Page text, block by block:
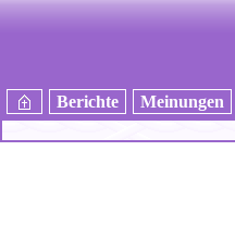
Berichte Meinungen